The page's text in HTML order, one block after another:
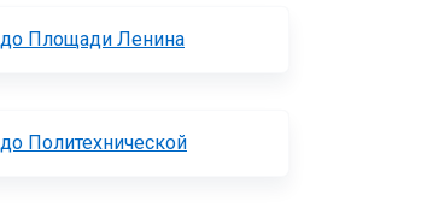
до Площади Ленина
до Политехнической